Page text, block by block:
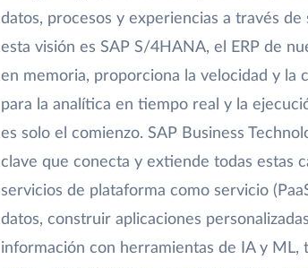
datos, procesos y experiencias a través
esta visión es SAP S/4HANA, el ERP de
en memoria, proporciona la velocidad y la
para la analítica en tiempo real y la
es solo el comienzo. SAP Business
clave que conecta y extiende todas estas
servicios de plataforma como servicio
datos, construir aplicaciones
información con herramientas de IA y